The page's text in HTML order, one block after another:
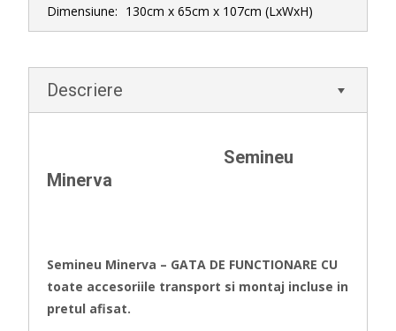
Dimensiune: 130cm x 65cm x 107cm (LxWxH)
Descriere
Semineu
Minerva
Semineu Minerva – GATA DE FUNCTIONARE CU
toate accesoriile transport si montaj incluse in
pretul afisat.